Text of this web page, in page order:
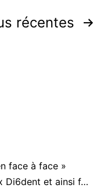
récentes
face à face »
Di6dent et ainsi f…